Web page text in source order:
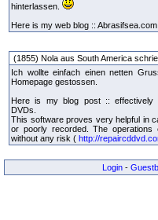
hinterlassen.
Here is my web blog ::
(1855) Nola aus South America
Ich wollte einfach einen netten
Homepage gestossen.
Here is my blog post :: effectively
DVDs.
This software proves very helpful in
or poorly recorded. The
without any risk ( http://
Login -